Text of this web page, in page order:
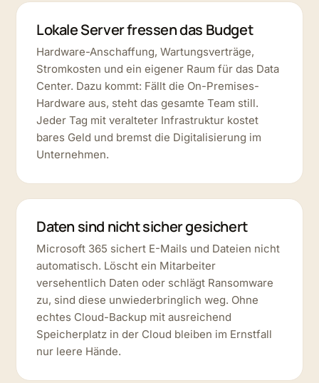
Lokale Server fressen das Budget
Hardware-Anschaffung, Wartungsverträge,
Stromkosten und ein eigener Raum für das Data
Center. Dazu kommt: Fällt die On-Premises-
Hardware aus, steht das gesamte Team still.
Jeder Tag mit veralteter Infrastruktur kostet
bares Geld und bremst die Digitalisierung im
Unternehmen.
Daten sind nicht sicher gesichert
Microsoft 365 sichert E-Mails und Dateien nicht
automatisch. Löscht ein Mitarbeiter
versehentlich Daten oder schlägt Ransomware
zu, sind diese unwiederbringlich weg. Ohne
echtes Cloud-Backup mit ausreichend
Speicherplatz in der Cloud bleiben im Ernstfall
nur leere Hände.